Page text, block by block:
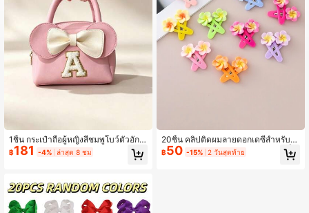
1ชิ้น กระเป๋าถือผู้หญิงสีชมพูโบว์ตัวอักษ
ร A
฿181 -4% ล่าสุด 8 ชม
20ชิ้น คลิปติดผมลายดอกเดซีสำหรับเด็
กผู้หญิง, คลิปติดผมข้างสีสันสำหรับเด็ก
฿50 -15% 2 วันสุดท้าย